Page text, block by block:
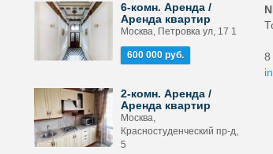
6-комн. Аренда /
Аренда квартир
Москва, Петровка ул, 17 1
600 000 руб.
2-комн. Аренда /
Аренда квартир
Москва,
Красностуденческий пр-д,
5
8